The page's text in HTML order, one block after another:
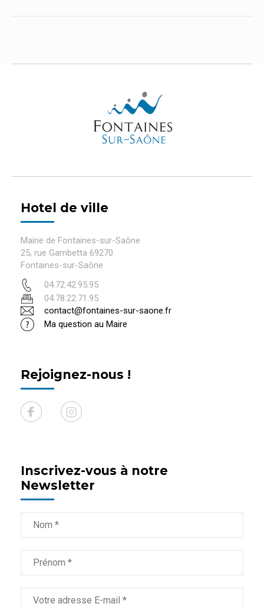
Hotel de ville
Mairie de Fontaines-sur-Saône
25, rue Gambetta 69270
Fontaines-sur-Saône
04.72.42.95.95
04.78.22.71.95
contact@fontaines-sur-saone.fr
Ma question au Maire
Rejoignez-nous !
Inscrivez-vous à notre
Newsletter